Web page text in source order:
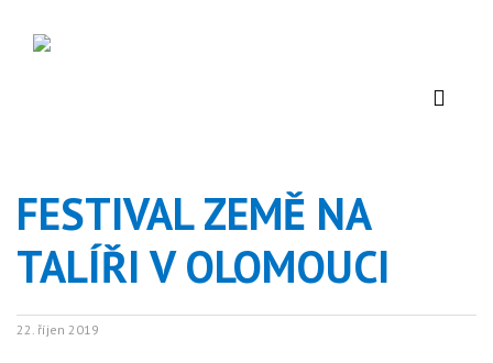
FESTIVAL ZEMĚ NA
TALÍŘI V OLOMOUCI
22. říjen 2019